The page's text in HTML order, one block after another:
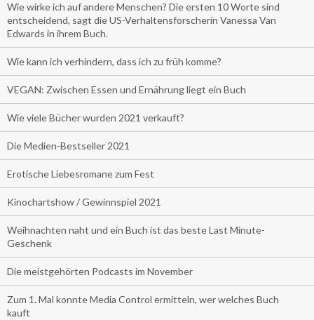
Wie wirke ich auf andere Menschen? Die ersten 10 Worte sind
entscheidend, sagt die US-Verhaltensforscherin Vanessa Van
Edwards in ihrem Buch.
Wie kann ich verhindern, dass ich zu früh komme?
VEGAN: Zwischen Essen und Ernährung liegt ein Buch
Wie viele Bücher wurden 2021 verkauft?
Die Medien-Bestseller 2021
Erotische Liebesromane zum Fest
Kinochartshow / Gewinnspiel 2021
Weihnachten naht und ein Buch ist das beste Last Minute-
Geschenk
Die meistgehörten Podcasts im November
Zum 1. Mal konnte Media Control ermitteln, wer welches Buch
kauft